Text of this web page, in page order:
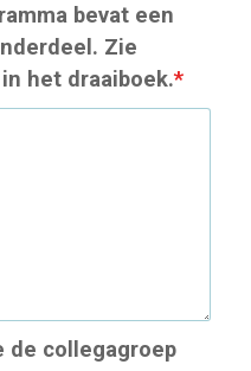
bevat een
Zie
het draaiboek.*
de collegagroep